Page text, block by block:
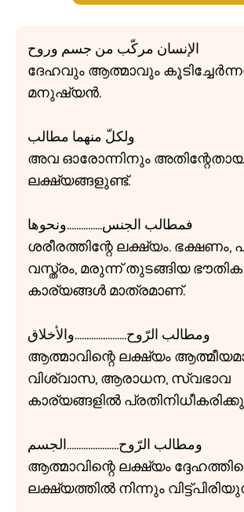
الإنسان مركّب من جسم وروح
ദേഹവും ആത്മാവും
മനുഷ്യൻ.
ولكلّ منهما مطالب
അവ ഓരോന്നിനും
ലക്ഷ്യങ്ങളുണ്ട്.
فمطالب الجنس...............ونحوها
ശരീരത്തിന്റേ ലക്ഷ്യം. ഭക്ഷണം,
വസ്ത്രം, മരുന്ന് തുടങ്ങിയ
കാര്യങ്ങൾ മാത്രമാണ്.
ومطالب الرّوح......................والأخلاق
ആത്മാവിന്റെ ലക്ഷ്യം
വിശ്വാസ, ആരാധന, സ്വഭാവ
കാര്യങ്ങളിൽ
ومطالب الرّوح......................الجسم
ആത്മാവിന്റെ ലക്ഷ്യം
ലക്ഷ്യത്തിൽ നിന്നും